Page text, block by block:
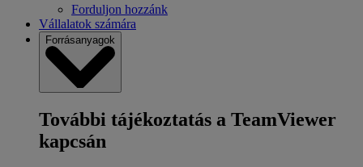
Forduljon hozzánk
Vállalatok számára
Forrásanyagok
További tájékoztatás a TeamViewer
kapcsán